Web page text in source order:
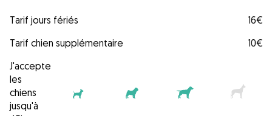
Tarif jours fériés
16€
Tarif chien supplémentaire
10€
J'accepte
les
chiens
jusqu'à